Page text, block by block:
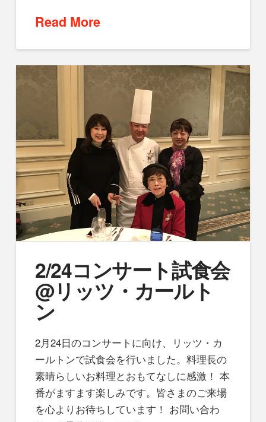
Read More
2/24コンサート試食会
@リッツ・カールト
ン
2月24日のコンサートに向け、リッツ・カ
ールトンで試食会を行いました。料理長の
素晴らしいお料理とおもてなしに感激！ 本
番がますます楽しみです。皆さまのご来場
を心よりお待ちしています！ お問い合わ